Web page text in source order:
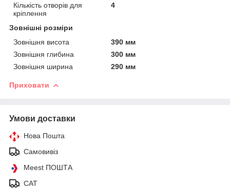
Кількість отворів для
кріплення
4
Зовнішні розміри
Зовнішня висота
390 мм
Зовнішня глибина
300 мм
Зовнішня ширина
290 мм
Приховати
Умови доставки
Нова Пошта
Самовивіз
Meest ПОШТА
САТ